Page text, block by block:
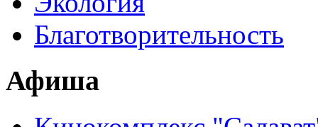
Благотворительность
Афиша